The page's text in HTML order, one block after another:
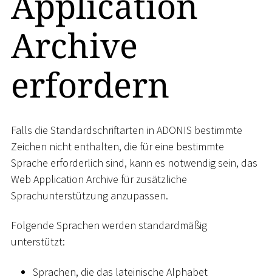
Archive
erfordern
Falls die Standardschriftarten in ADONIS bestimmte
Zeichen nicht enthalten, die für eine bestimmte
Sprache erforderlich sind, kann es notwendig sein, das
Web Application Archive für zusätzliche
Sprachunterstützung anzupassen.
Folgende Sprachen werden standardmäßig
unterstützt:
Sprachen, die das lateinische Alphabet